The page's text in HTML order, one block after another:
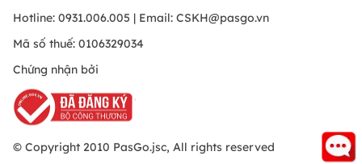
Hotline: 0931.006.005 | Email: CSKH@pasgo.vn
Mã số thuế: 0106329034
Chứng nhận bởi
© Copyright 2010 PasGo.jsc, All rights reserved